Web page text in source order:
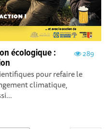
289
écologique :
pour refaire le
climatique,